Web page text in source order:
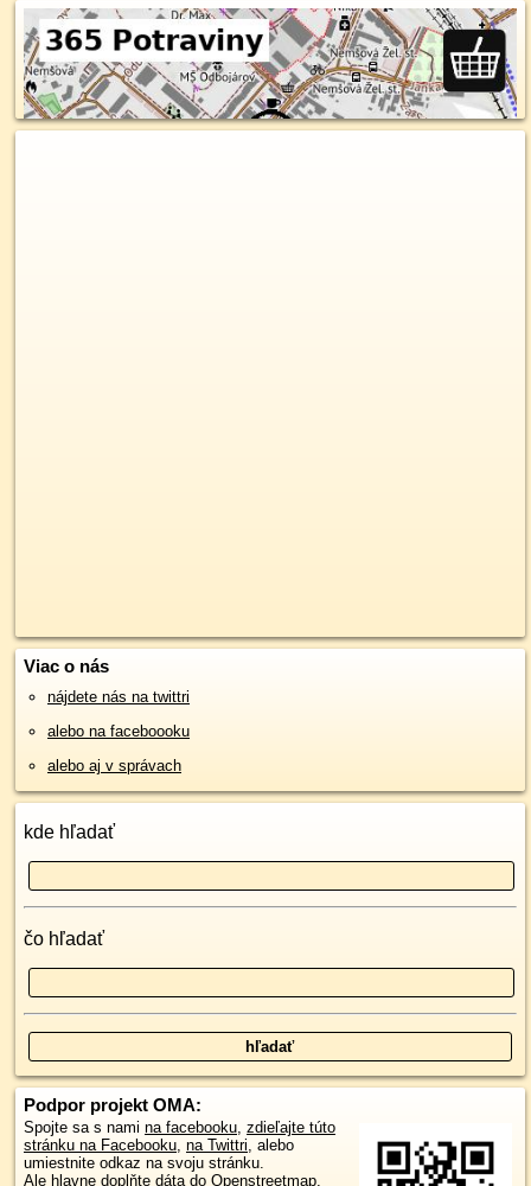
Viac o nás
nájdete nás na twittri
alebo na faceboooku
alebo aj v správach
kde hľadať
čo hľadať
Podpor projekt OMA:
Spojte sa s nami na facebooku, zdieľajte túto
stránku na Facebooku, na Twittri, alebo
umiestnite odkaz na svoju stránku.
Ale hlavne doplňte dáta do Openstreetmap,